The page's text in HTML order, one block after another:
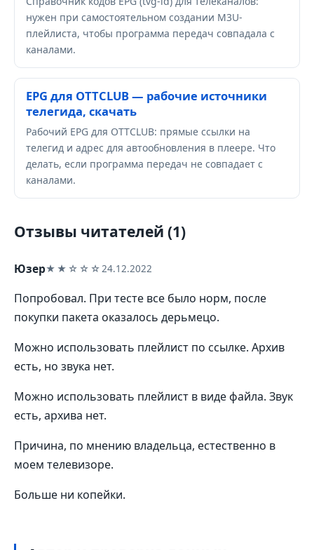
нужен при самостоятельном создании M3U-
плейлиста, чтобы программа передач совпадала с
каналами.
EPG для OTTCLUB — рабочие источники
телегида, скачать
Рабочий EPG для OTTCLUB: прямые ссылки на
телегид и адрес для автообновления в плеере. Что
делать, если программа передач не совпадает с
каналами.
Отзывы читателей (1)
Юзер★★☆☆☆24.12.2022
Попробовал. При тесте все было норм, после
покупки пакета оказалось дерьмецо.
Можно использовать плейлист по ссылке. Архив
есть, но звука нет.
Можно использовать плейлист в виде файла. Звук
есть, архива нет.
Причина, по мнению владельца, естественно в
моем телевизоре.
Больше ни копейки.